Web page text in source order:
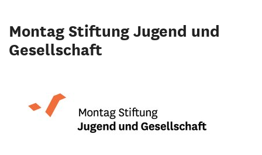
Montag Stiftung Jugend und
Gesellschaft